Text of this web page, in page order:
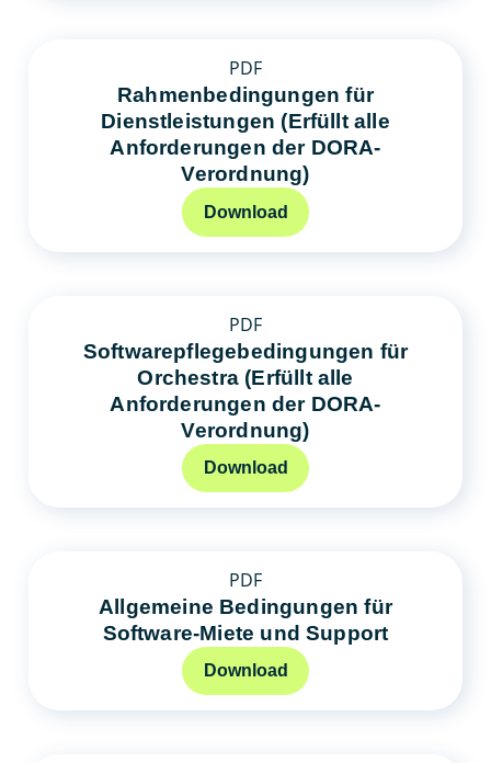
PDF
Rahmenbedingungen für
Dienstleistungen (Erfüllt alle
Anforderungen der DORA-
Verordnung)
Download
PDF
Softwarepflegebedingungen für
Orchestra (Erfüllt alle
Anforderungen der DORA-
Verordnung)
Download
PDF
Allgemeine Bedingungen für
Software-Miete und Support
Download